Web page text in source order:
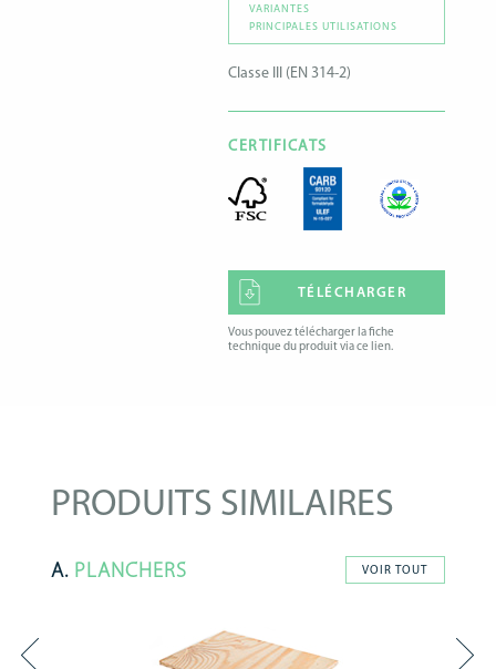
VARIANTES
PRINCIPALES UTILISATIONS
Classe III (EN 314-2)
CERTIFICATS
TÉLÉCHARGER
Vous pouvez télécharger la fiche
technique du produit via ce lien.
PRODUITS SIMILAIRES
A. PLANCHERS VOIR TOUT